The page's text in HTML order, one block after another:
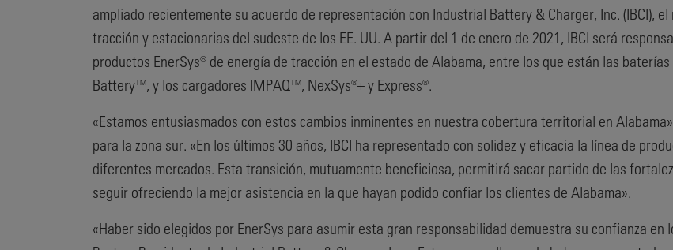
ampliado recientemente su acuerdo de representación con Industrial Battery & Charger, Inc. (IBCI),
tracción y estacionarias del sudeste de los EE. UU. A partir del 1 de enero de 2021, IBCI será
productos EnerSys® de energía de tracción en el estado de Alabama, entre los que están las baterías
Battery™, y los cargadores IMPAQ™, NexSys®+ y Express®.
«Estamos entusiasmados con estos cambios inminentes en nuestra cobertura territorial en
para la zona sur. «En los últimos 30 años, IBCI ha representado con solidez y eficacia la línea de
diferentes mercados. Esta transición, mutuamente beneficiosa, permitirá sacar partido de las
seguir ofreciendo la mejor asistencia en la que hayan podido confiar los clientes de Alabama».
«Haber sido elegidos por EnerSys para asumir esta gran responsabilidad demuestra su confianza